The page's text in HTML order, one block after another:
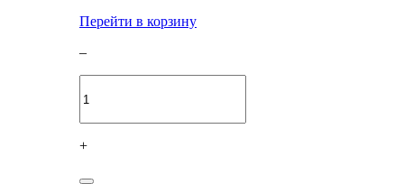
Перейти в корзину
–
+